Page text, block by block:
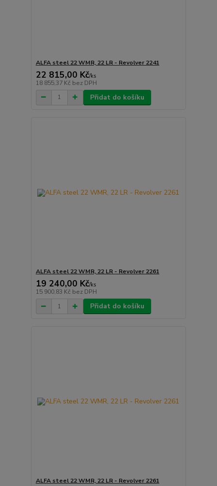
ALFA steel 22 WMR, 22 LR - Revolver 2241
22 815,00 Kč/ks
18 855,37 Kč bez DPH
Přidat do košíku
ALFA steel 22 WMR, 22 LR - Revolver 2261
19 240,00 Kč/ks
15 900,83 Kč bez DPH
Přidat do košíku
ALFA steel 22 WMR, 22 LR - Revolver 2261